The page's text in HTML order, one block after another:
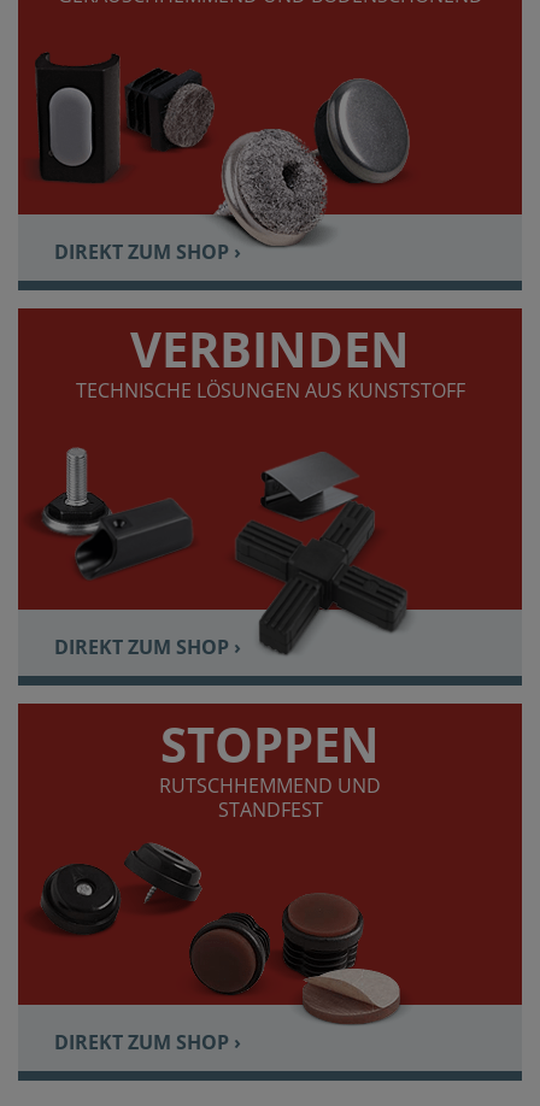
DIREKT ZUM SHOP ›
VERBINDEN
TECHNISCHE LÖSUNGEN AUS KUNSTSTOFF
DIREKT ZUM SHOP ›
STOPPEN
RUTSCHHEMMEND UND
STANDFEST
DIREKT ZUM SHOP ›